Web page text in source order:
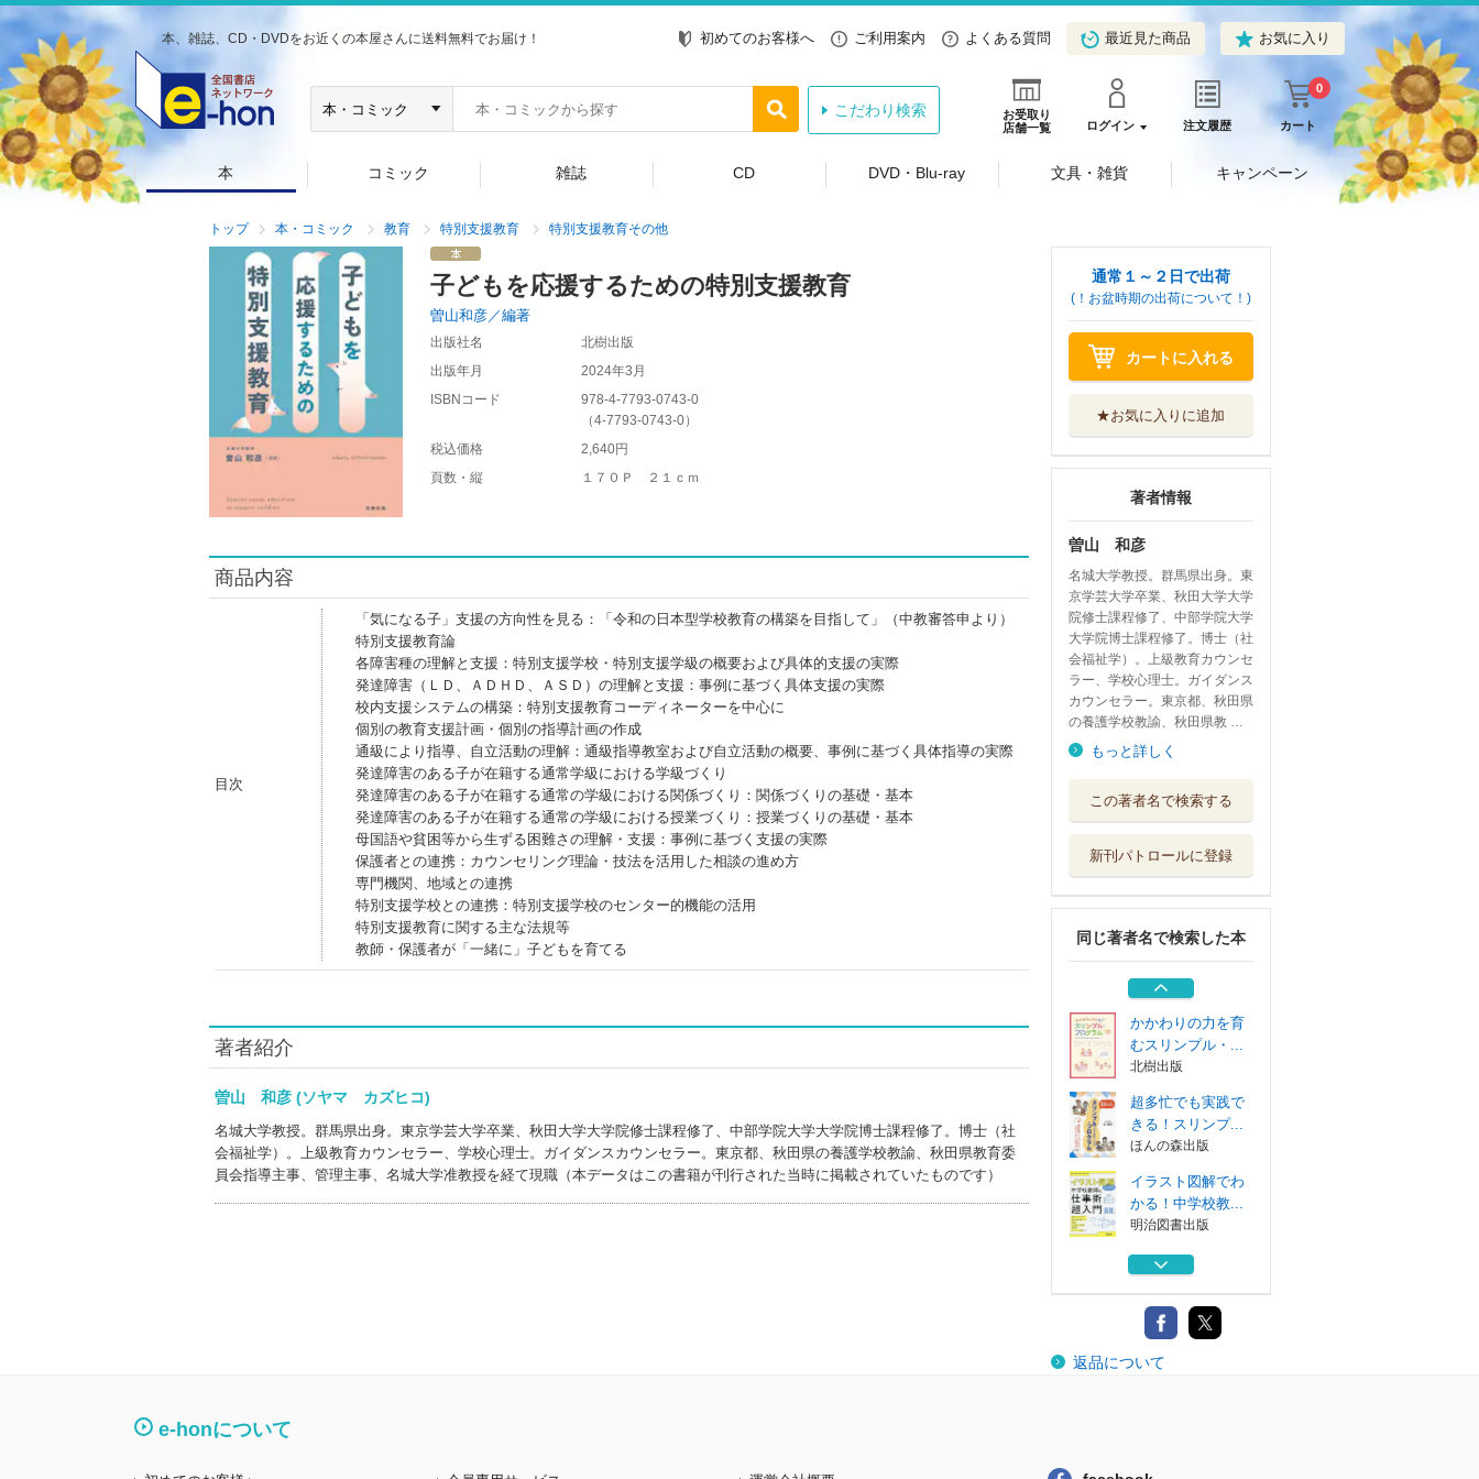
本、雑誌、CD・DVDをお近くの本屋さんに送料無料でお届け！ 初めてのお客様へ ご利用案内 よくある質問 最近見た商品 お気に入り
お受取り
店舗一覧
ログイン 注文履歴 カート
0
こだわり検索
本 コミック 雑誌 CD DVD・Blu-ray 文具・雑貨 キャンペーン
トップ 本・コミック 教育 特別支援教育 特別支援教育その他
子どもを応援するための特別支援教育
曽山和彦／編著
出版社名
北樹出版
出版年月
2024年3月
ISBNコード
978-4-7793-0743-0
（4-7793-0743-0）
税込価格
2,640円
頁数・縦
１７０Ｐ ２１ｃｍ
商品内容
目次
「気になる子」支援の方向性を見る：「令和の日本型学校教育の構築を目指して」（中教審答申より）
特別支援教育論
各障害種の理解と支援：特別支援学校・特別支援学級の概要および具体的支援の実際
発達障害（ＬＤ、ＡＤＨＤ、ＡＳＤ）の理解と支援：事例に基づく具体支援の実際
校内支援システムの構築：特別支援教育コーディネーターを中心に
個別の教育支援計画・個別の指導計画の作成
通級により指導、自立活動の理解：通級指導教室および自立活動の概要、事例に基づく具体指導の実際
発達障害のある子が在籍する通常学級における学級づくり
発達障害のある子が在籍する通常の学級における関係づくり：関係づくりの基礎・基本
発達障害のある子が在籍する通常の学級における授業づくり：授業づくりの基礎・基本
母国語や貧困等から生ずる困難さの理解・支援：事例に基づく支援の実際
保護者との連携：カウンセリング理論・技法を活用した相談の進め方
専門機関、地域との連携
特別支援学校との連携：特別支援学校のセンター的機能の活用
特別支援教育に関する主な法規等
教師・保護者が「一緒に」子どもを育てる
著者紹介
曽山 和彦 (ソヤマ カズヒコ)
名城大学教授。群馬県出身。東京学芸大学卒業、秋田大学大学院修士課程修了、中部学院大学大学院博士課程修了。博士（社
会福祉学）。上級教育カウンセラー、学校心理士。ガイダンスカウンセラー。東京都、秋田県の養護学校教諭、秋田県教育委
員会指導主事、管理主事、名城大学准教授を経て現職（本データはこの書籍が刊行された当時に掲載されていたものです）
通常１～２日で出荷
(！お盆時期の出荷について！)
カートに入れる
★お気に入りに追加
著者情報
曽山 和彦
名城大学教授。群馬県出身。東
京学芸大学卒業、秋田大学大学
院修士課程修了、中部学院大学
大学院博士課程修了。博士（社
会福祉学）。上級教育カウンセ
ラー、学校心理士。ガイダンス
カウンセラー。東京都、秋田県
の養護学校教諭、秋田県教 …
もっと詳しく
この著者名で検索する
新刊パトロールに登録
同じ著者名で検索した本
かる！中学校教...
教師とＳＣのため
ぎょうせい
時々“オニの心”
が出る教師のた...
明治図書出版
かかわりの力を育
むスリンプル・...
北樹出版
超多忙でも実践で
きる！スリンプ...
ほんの森出版
イラスト図解でわ
かる！中学校教...
明治図書出版
教師とＳＣのため
ぎょうせい
時々“オニの心”
が出る教師のた...
返品について
e-honについて